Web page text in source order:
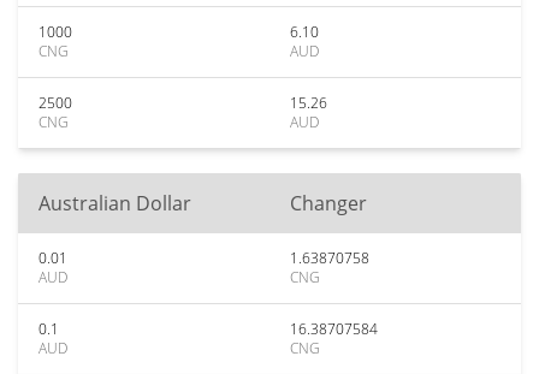
1000
CNG
6.10
AUD
2500
CNG
15.26
AUD
Australian Dollar Changer
0.01
AUD
1.63870758
CNG
0.1
AUD
16.38707584
CNG